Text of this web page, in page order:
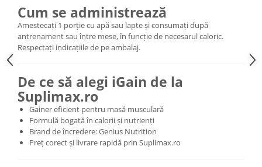
Cum se administrează
Amestecați 1 porție cu apă sau lapte și consumați după
antrenament sau între mese, în funcție de necesarul caloric.
Respectați indicațiile de pe ambalaj.
De ce să alegi iGain de la
Suplimax.ro
Gainer eficient pentru masă musculară
Formulă bogată în calorii și nutrienți
Brand de încredere: Genius Nutrition
Preț corect și livrare rapidă prin Suplimax.ro